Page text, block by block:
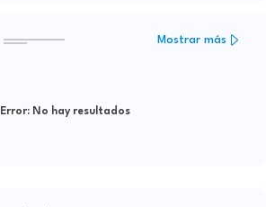
Mostrar más
Error:No hay resultados